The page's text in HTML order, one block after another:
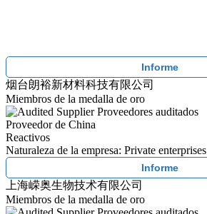
Informe
烟台朗裕新材料科技有限公司
Miembros de la medalla de oro
Proveedores auditados
Proveedor de China
Reactivos
Naturaleza de la empresa: Private enterprises
Informe
上海嵘奥生物技术有限公司
Miembros de la medalla de oro